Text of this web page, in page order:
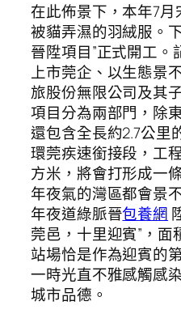
在此佈景下，本年7
被貓弄濕的羽絨服。
晉陞項目”正式開工
上市莞企、以生態景
旅股份無限公司及其
項目分為兩部門，除
還包含全長約2.7公里
環莞疾速銜接段，工
方米，將會打形成一
年夜氣的灣區都會景
年夜道綠脈晉包養網
莞邑，十里迎賓”，面
站場恰是作為迎賓的
一時光直不雅感觸感
城市品德。